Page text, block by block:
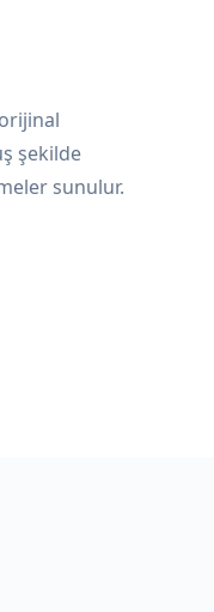
şekilde
sunulur.